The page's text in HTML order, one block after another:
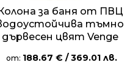
за баня от ПВЦ
тъмно
дървесен цвят Venge
от: 188.67 € / 369.01 лв.